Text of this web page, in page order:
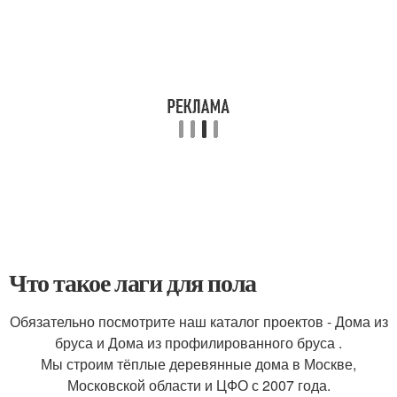
Что такое лаги для пола
Обязательно посмотрите наш каталог проектов - Дома из
бруса и Дома из профилированного бруса .
Мы строим тёплые деревянные дома в Москве,
Московской области и ЦФО с 2007 года.